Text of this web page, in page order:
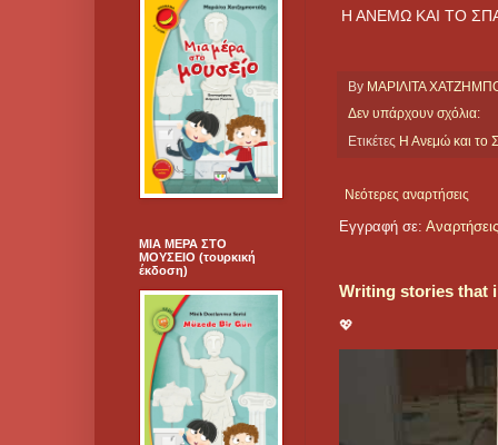
Η ΑΝΕΜΩ ΚΑΙ ΤΟ
By ΜΑΡΙΛΙΤΑ
Δεν υπάρχουν σχόλια:
Ετικέτες Η Ανεμώ και το
Νεότερες αναρτήσεις
Εγγραφή σε:
Writing stories that
💖
ΜΙΑ ΜΕΡΑ ΣΤΟ
ΜΟΥΣΕΙΟ (τουρκική
έκδοση)